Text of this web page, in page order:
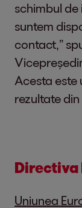
schimbul
suntem
contact,”
Acesta este
rezultate
Directiva
Uniunea